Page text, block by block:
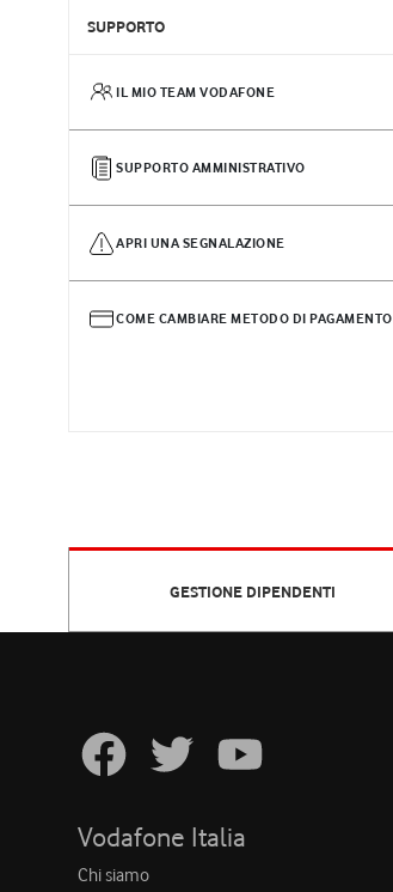
SUPPORTO
IL MIO TEAM VODAFONE
SUPPORTO AMMINISTRATIVO
APRI UNA SEGNALAZIONE
COME CAMBIARE METODO DI PAGAMENTO
GESTIONE DIPENDENTI
Vodafone Italia
Chi siamo